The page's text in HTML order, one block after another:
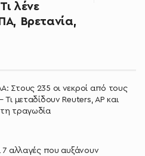
λένε
Βρετανία,
Στους 235 οι νεκροί από τους
Τι μεταδίδουν Reuters, AP και
τραγωδία
7 αλλαγές που αυξάνουν